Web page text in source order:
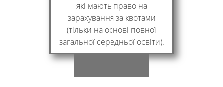
які мають право на
зарахування за квотами
(тільки на основі повної
загальної середньої освіти).